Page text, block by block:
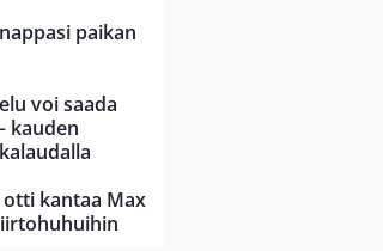
paikan
voi saada
kauden
kantaa Max